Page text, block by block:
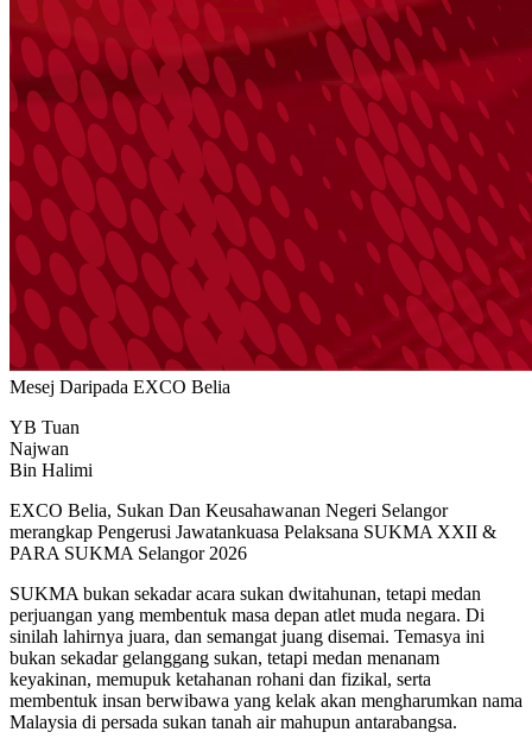
Mesej Daripada EXCO Belia
YB Tuan
Najwan
Bin Halimi
EXCO Belia, Sukan Dan Keusahawanan Negeri Selangor
merangkap Pengerusi Jawatankuasa Pelaksana SUKMA XXII &
PARA SUKMA Selangor 2026
SUKMA bukan sekadar acara sukan dwitahunan, tetapi medan
perjuangan yang membentuk masa depan atlet muda negara. Di
sinilah lahirnya juara, dan semangat juang disemai. Temasya ini
bukan sekadar gelanggang sukan, tetapi medan menanam
keyakinan, memupuk ketahanan rohani dan fizikal, serta
membentuk insan berwibawa yang kelak akan mengharumkan nama
Malaysia di persada sukan tanah air mahupun antarabangsa.